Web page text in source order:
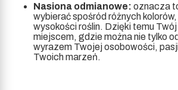
Nasiona odmianowe: oznacza
wybierać spośród różnych
wysokości roślin. Dzięki temu
miejscem, gdzie można nie tylko
wyrazem Twojej osobowości, pasji
Twoich marzeń.